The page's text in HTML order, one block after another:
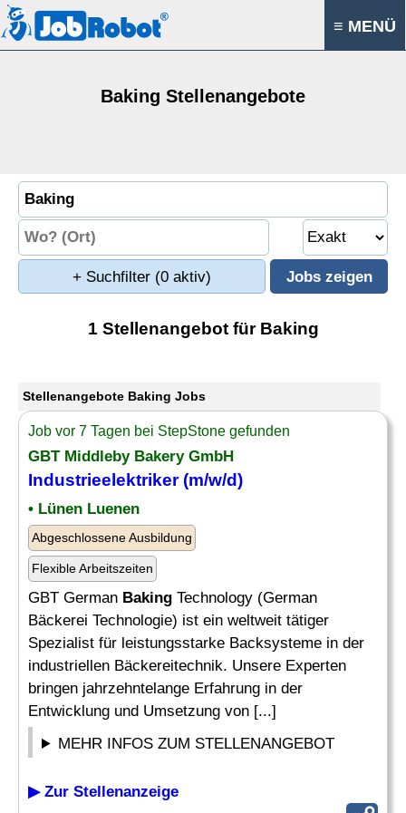
≡ MENÜ
Baking Stellenangebote
+ Suchfilter (0 aktiv)
1 Stellenangebot für Baking
Stellenangebote Baking Jobs
Job vor 7 Tagen bei StepStone gefunden
GBT Middleby Bakery GmbH
Industrieelektriker (m/w/d)
• Lünen Luenen
Abgeschlossene Ausbildung
Flexible Arbeitszeiten
GBT German Baking Technology (German
Bäckerei Technologie) ist ein weltweit tätiger
Spezialist für leistungsstarke Backsysteme in der
industriellen Bäckereitechnik. Unsere Experten
bringen jahrzehntelange Erfahrung in der
Entwicklung und Umsetzung von [...]
MEHR INFOS ZUM STELLENANGEBOT
▶ Zur Stellenanzeige